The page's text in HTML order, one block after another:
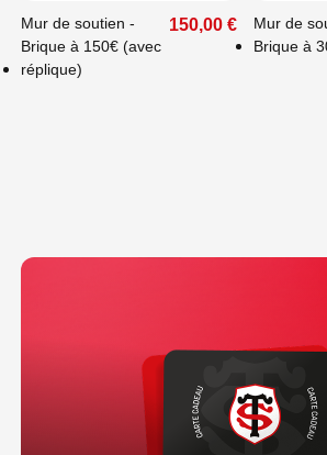
Mur de soutien -
Brique à 150€ (avec
réplique)
150,00 €
Mur de
Brique à